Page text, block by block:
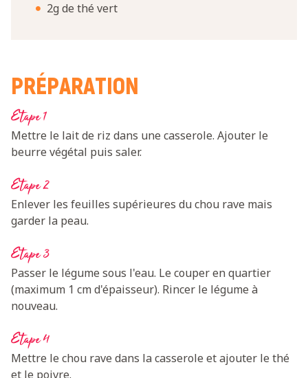
2g de thé vert
PRÉPARATION
Etape 1
Mettre le lait de riz dans une casserole. Ajouter le
beurre végétal puis saler.
Etape 2
Enlever les feuilles supérieures du chou rave mais
garder la peau.
Etape 3
Passer le légume sous l'eau. Le couper en quartier
(maximum 1 cm d'épaisseur). Rincer le légume à
nouveau.
Etape 4
Mettre le chou rave dans la casserole et ajouter le thé
et le poivre.